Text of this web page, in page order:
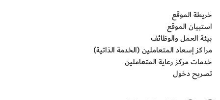
خريطة الموقع
استبيان الموقع
بيئة العمل والوظائف
مراكز إسعاد المتعاملين (الخدمة الذاتية)
خدمات مركز رعاية المتعاملين
تصريح دخول